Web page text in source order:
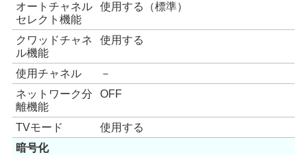
オートチャネル
セレクト機能
使用する（標準）
クワッドチャネ
ル機能
使用する
使用チャネル
－
ネットワーク分
離機能
OFF
TVモード
使用する
暗号化